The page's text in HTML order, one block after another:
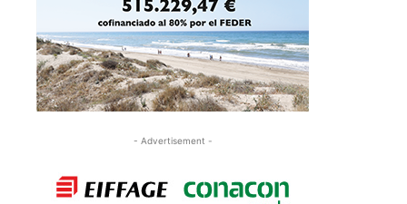
- Advertisement -